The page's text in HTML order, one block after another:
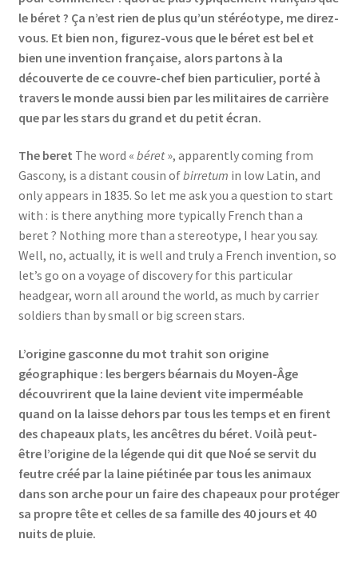
le béret ? Ça n’est rien de plus qu’un stéréotype, me direz-
vous. Et bien non, figurez-vous que le béret est bel et
bien une invention française, alors partons à la
découverte de ce couvre-chef bien particulier, porté à
travers le monde aussi bien par les militaires de carrière
que par les stars du grand et du petit écran.
The beret The word « béret», apparently coming from
Gascony, is a distant cousin ofbirretum in low Latin, and
only appears in 1835. So let me ask you a question to start
with : is there anything more typically French than a
beret ? Nothing more than a stereotype, I hear you say.
Well, no, actually, it is well and truly a French invention, so
let’s go on a voyage of discovery for this particular
headgear, worn all around the world, as much by carrier
soldiers than by small or big screen stars.
L’origine gasconne du mot trahit son origine
géographique : les bergers béarnais du Moyen-Âge
découvrirent que la laine devient vite imperméable
quand on la laisse dehors par tous les temps et en firent
des chapeaux plats, les ancêtres du béret. Voilà peut-
être l’origine de la légende qui dit que Noé se servit du
feutre créé par la laine piétinée par tous les animaux
dans son arche pour un faire des chapeaux pour protéger
sa propre tête et celles de sa famille des 40 jours et 40
nuits de pluie.